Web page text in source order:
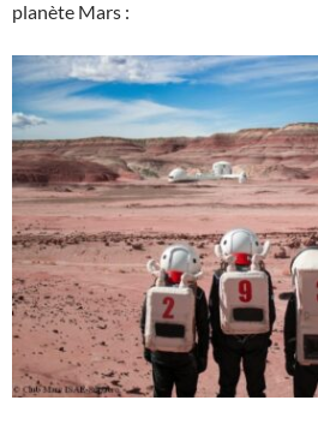
planète Mars :